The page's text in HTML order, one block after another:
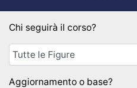
Chi seguirà il corso?
Aggiornamento o base?